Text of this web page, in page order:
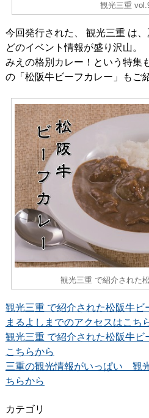
観光三重
今回発行された、 観光三重 は
どのイベント情報が盛り沢山。
みえの格別カレー！という特集
の「松阪牛ビーフカレー」もご
観光三重 で紹介された
観光三重 で紹介された松阪牛ビ
まるよしまでのアクセスはこち
観光三重 で紹介された松阪牛ビ
こちらから
三重の観光情報がいっぱい 観
ちらから
カテゴリ